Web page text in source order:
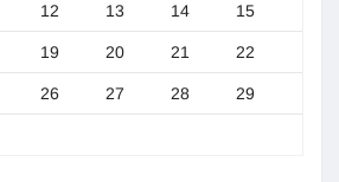
12 13 14 15
19 20 21 22
26 27 28 29